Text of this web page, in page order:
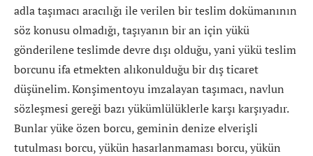
adla taşımacı aracılığı ile verilen bir teslim dokümanının
söz konusu olmadığı, taşıyanın bir an için yükü
gönderilene teslimde devre dışı olduğu, yani yükü teslim
borcunu ifa etmekten alıkonulduğu bir dış ticaret
düşünelim. Konşimentoyu imzalayan taşımacı, navlun
sözleşmesi gereği bazı yükümlülüklerle karşı karşıyadır.
Bunlar yüke özen borcu, geminin denize elverişli
tutulması borcu, yükün hasarlanmaması borcu, yükün